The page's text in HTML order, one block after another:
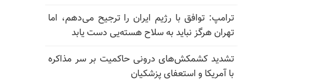
ترامپ: توافق با رژیم ایران را ترجیح می‌دهم، اما
تهران هرگز نباید به سلاح هسته‌یی دست یابد
تشدید کشمکش‌های درونی حاکمیت بر سر مذاکره
با آمریکا و استعفای پزشکیان